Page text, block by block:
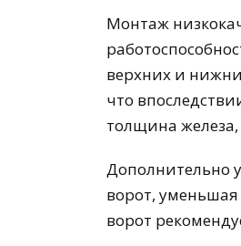
Монтаж
верхних и
что
толщина железа,
Дополнительно
ворот,
ворот